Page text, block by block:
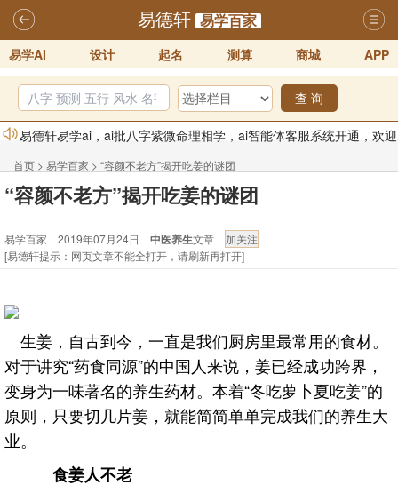
易德轩 易学百家
易学AI 设计 起名 测算 商城 APP
查 询
易德轩易学ai，ai批八字紫微命理相学，ai智能体客服系统开通，欢迎
体验！！
2025-07-01
易德轩网重构及升能完成，欢迎大家来体验新程序及感觉！！
2026年化太岁锦囊属马、鼠、牛、龙、兔、狗、鸡生肖化太岁开始预
订！！
2025-10-01
易德轩通告：本网站易德轩商标及LOGO注册声明
2021-9-7
首页 > 易学百家 > “容颜不老方”揭开吃姜的谜团
“容颜不老方”揭开吃姜的谜团
易学百家 2019年07月24日 中医养生文章
[易德轩提示：网页文章不能全打开，请刷新再打开]
生姜，自古到今，一直是我们厨房里最常用的食材。
对于讲究“药食同源”的中国人来说，姜已经成功跨界，
变身为一味著名的养生药材。本着“冬吃萝卜夏吃姜”的
原则，只要切几片姜，就能简简单单完成我们的养生大
业。
食姜人不老